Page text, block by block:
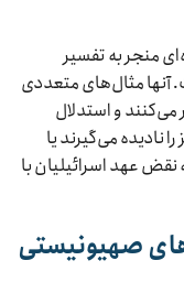
منجر به تفسیر
مثال‌های متعددی
می‌کنند و استدلال
نادیده می‌گیرند یا
نقض عهد اسرائیلیان با
صهیونیستی